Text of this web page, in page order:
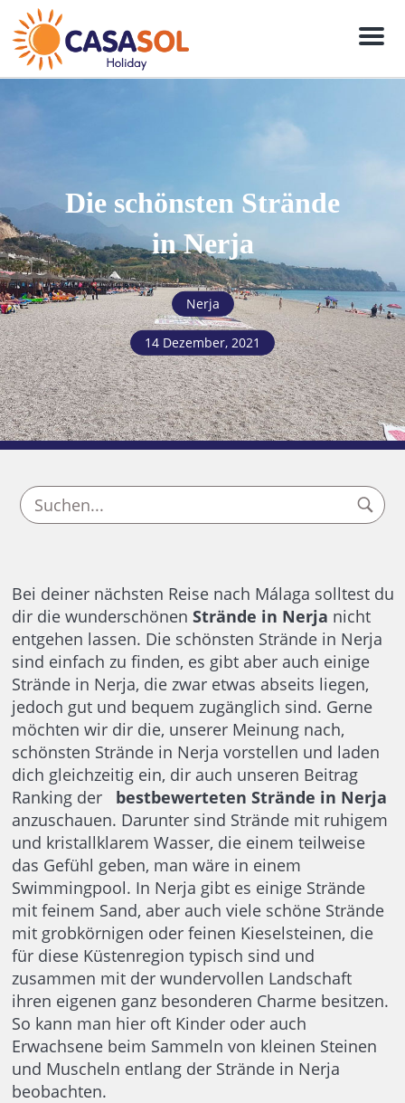
Menu
Die schönsten Strände
in Nerja
Nerja
14 Dezember, 2021
Bei deiner nächsten Reise nach Málaga solltest du
dir die wunderschönen Strände in Nerja nicht
entgehen lassen. Die schönsten Strände in Nerja
sind einfach zu finden, es gibt aber auch einige
Strände in Nerja, die zwar etwas abseits liegen,
jedoch gut und bequem zugänglich sind. Gerne
möchten wir dir die, unserer Meinung nach,
schönsten Strände in Nerja vorstellen und laden
dich gleichzeitig ein, dir auch unseren Beitrag
Ranking der
bestbewerteten Strände in Nerja
anzuschauen. Darunter sind Strände mit ruhigem
und kristallklarem Wasser, die einem teilweise
das Gefühl geben, man wäre in einem
Swimmingpool. In Nerja gibt es einige Strände
mit feinem Sand, aber auch viele schöne Strände
mit grobkörnigen oder feinen Kieselsteinen, die
für diese Küstenregion typisch sind und
zusammen mit der wundervollen Landschaft
ihren eigenen ganz besonderen Charme besitzen.
So kann man hier oft Kinder oder auch
Erwachsene beim Sammeln von kleinen Steinen
und Muscheln entlang der Strände in Nerja
beobachten.